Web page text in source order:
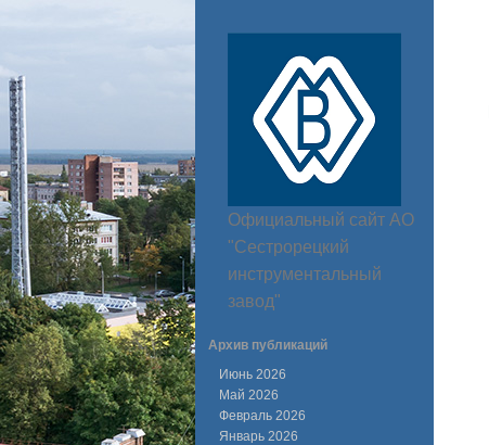
Официальный сайт АО
"Сестрорецкий
инструментальный
завод"
Архив публикаций
Июнь 2026
Май 2026
Февраль 2026
Январь 2026